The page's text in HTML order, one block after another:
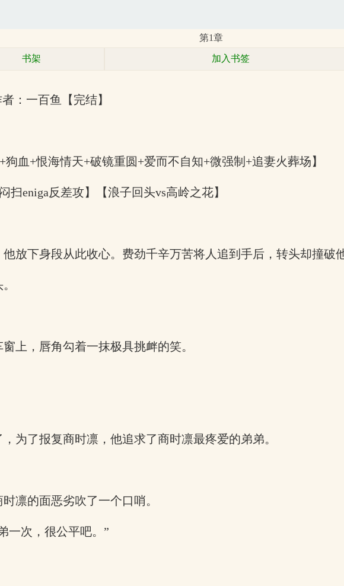
第1章
书架 加入书签
：一百鱼【完结】
狗血+恨海情天+破镜重圆+爱而不自知+微强制+追妻火葬场】
扫eniga反差攻】【浪子回头vs高岭之花】
放下身段从此收心。费劲千辛万苦将人追到手后，转头却撞破
上，唇角勾着一抹极具挑衅的笑。
为了报复商时凛，他追求了商时凛最疼爱的弟弟。
凛的面恶劣吹了一个口哨。
一次，很公平吧。”